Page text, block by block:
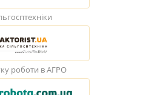
роботи в АГРО